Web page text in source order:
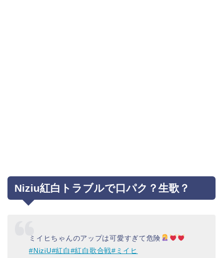
Niziu紅白トラブルで口パク？生歌？
ミイヒちゃんのアップは可愛すぎて危険
#NiziU#紅白#紅白歌合戦#ミイヒ